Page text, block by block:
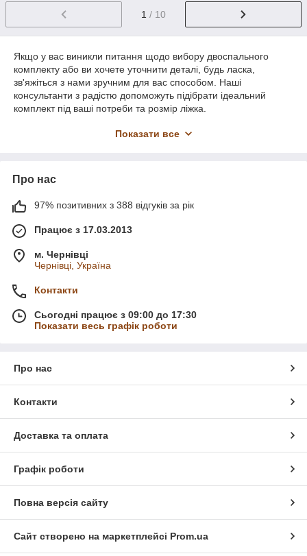
1 / 10
Якщо у вас виникли питання щодо вибору двоспального
комплекту або ви хочете уточнити деталі, будь ласка,
зв'яжіться з нами зручним для вас способом. Наші
консультанти з радістю допоможуть підібрати ідеальний
комплект під ваші потреби та розмір ліжка.
kukuruzabox.com@gmail.com .
Чернівці, вул. Фастівська, 30
Залишити заявку через форму зворотного
зв'язку на сайті.
Ми завжди готові допомогти вам зробити правильний вибір!
Показати все
Про нас
97% позитивних з 388 відгуків за рік
Працює з 17.03.2013
м. Чернівці
Чернівці, Україна
Контакти
Сьогодні працює з 09:00 до 17:30
Показати весь графік роботи
Про нас
Контакти
Доставка та оплата
Графік роботи
Повна версія сайту
Сайт створено на маркетплейсі Prom.ua